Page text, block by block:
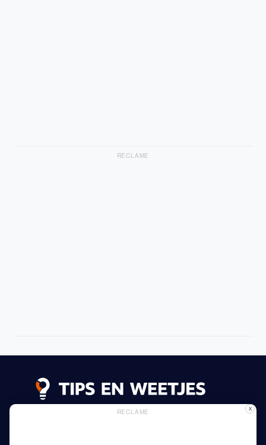
RECLAME
RECLAME X